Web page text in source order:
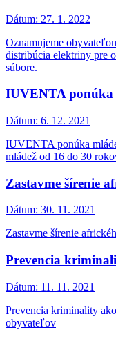
Dátum: 27. 1. 2022
Oznamujeme
distribúcia elektriny pre
súbore.
IUVENTA ponúka
Dátum: 6. 12. 2021
IUVENTA ponúka
mládež od 16 do 30
Zastavme šírenie
Dátum: 30. 11. 2021
Zastavme šírenie
Prevencia
Dátum: 11. 11. 2021
Prevencia kriminality
obyvateľov